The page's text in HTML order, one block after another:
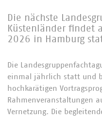
Die nächste
Küstenländer findet
2026 in Hamburg
Die
einmal jährlich statt und
hochkarätigen
Rahmenveranstaltungen
Vernetzung. Die